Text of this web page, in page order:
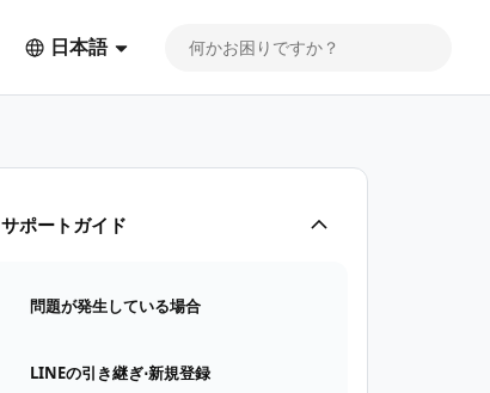
日本語
サポートガイド
問題が発生している場合
LINEの引き継ぎ⋅新規登録